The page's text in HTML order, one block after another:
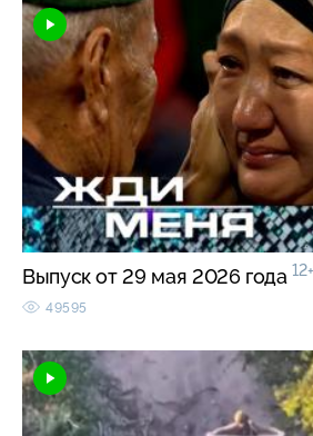
Выпуск от 29 мая 2026 года 12+
49595